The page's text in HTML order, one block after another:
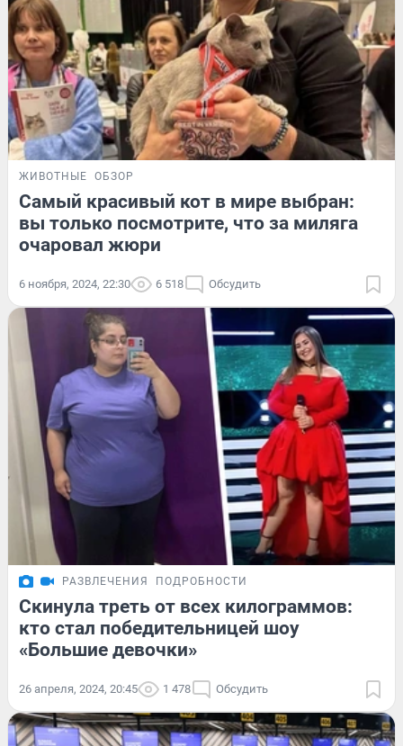
ЖИВОТНЫЕ ОБЗОР
Самый красивый кот в мире выбран:
вы только посмотрите, что за миляга
очаровал жюри
6 ноября, 2024, 22:30 6 518 Обсудить
РАЗВЛЕЧЕНИЯ ПОДРОБНОСТИ
Скинула треть от всех килограммов:
кто стал победительницей шоу
«Большие девочки»
26 апреля, 2024, 20:45 1 478 Обсудить